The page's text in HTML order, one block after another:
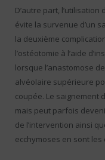
D’autre part,
évite la survenue d’un
la deuxième
l’ostéotomie à l’aide
lorsque l’anastomose
alvéolaire supérieure
coupée. Le saignement
mais peut parfois
de l’intervention ainsi
ecchymoses en sont les